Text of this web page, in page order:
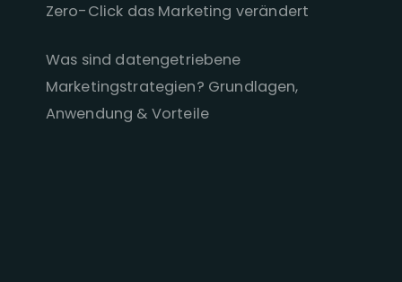
Zero-Click das Marketing verändert
Was sind datengetriebene
Marketingstrategien? Grundlagen,
Anwendung & Vorteile